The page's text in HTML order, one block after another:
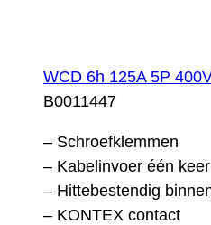
WCD 6h 125A 5P
B0011447
– Schroefklemmen
– Kabelinvoer één
– Hittebestendig
– KONTEX contact